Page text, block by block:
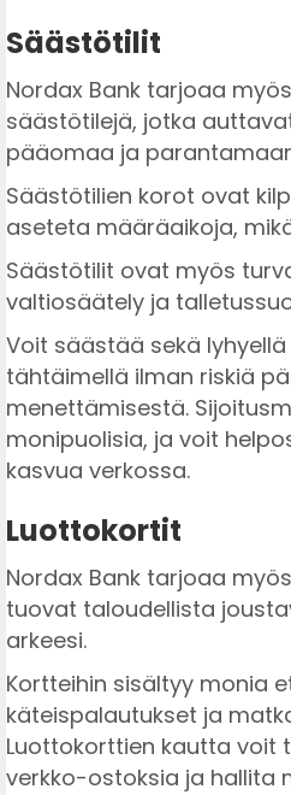
Säästötilit
Nordax Bank tarjoaa
säästötilejä, jotka
pääomaa ja
Säästötilien korot ovat
aseteta määräaikoja,
Säästötilit ovat myös
valtiosäätely ja
Voit säästää sekä
tähtäimellä ilman riskiä
menettämisestä.
monipuolisia, ja voit
kasvua verkossa.
Luottokortit
Nordax Bank tarjoaa
tuovat taloudellista
arkeesi.
Kortteihin sisältyy monia
käteispalautukset ja
Luottokorttien kautta voit
verkko-ostoksia ja hallita